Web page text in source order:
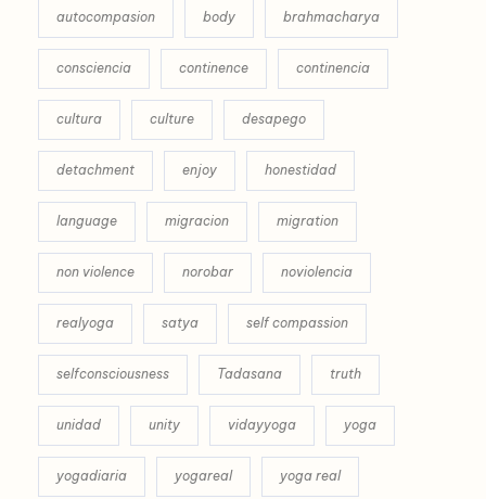
autocompasion body brahmacharya
consciencia continence continencia
cultura culture desapego
detachment enjoy honestidad
language migracion migration
non violence norobar noviolencia
realyoga satya self compassion
selfconsciousness Tadasana truth
unidad unity vidayyoga yoga
yogadiaria yogareal yoga real